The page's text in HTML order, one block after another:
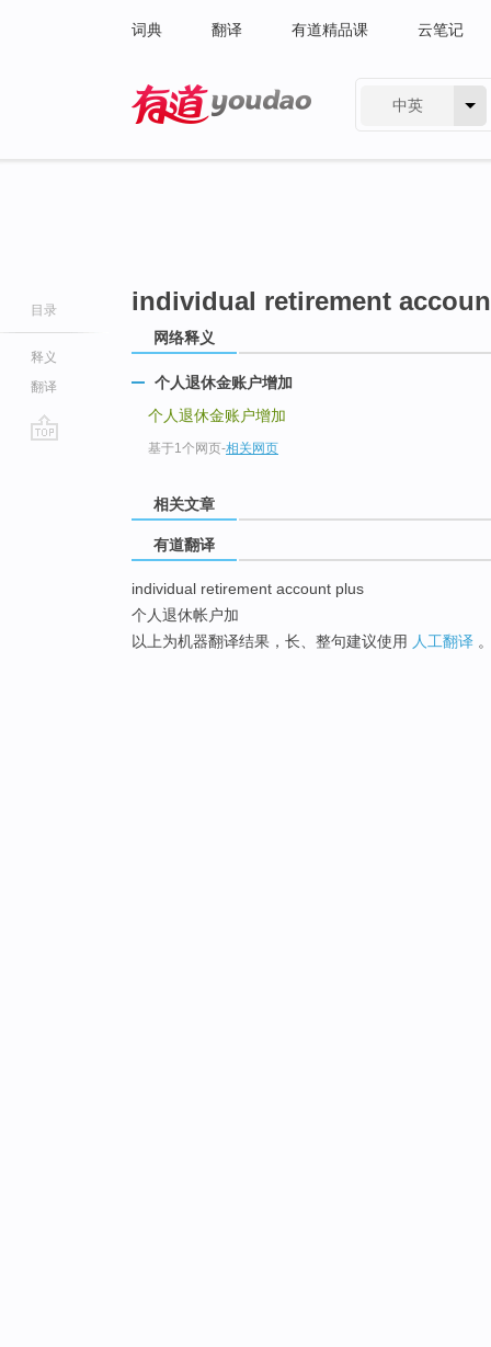
词典 翻译 有道精品课 云笔记
中英
目录
释义
翻译
individual retirement
网络释义
个人退休金账户增加
个人退休金账户增加
基于1个网页-相关网页
相关文章
有道翻译
individual retirement account plus
个人退休帐户加
以上为机器翻译结果，长、整句建议使用 人工翻译